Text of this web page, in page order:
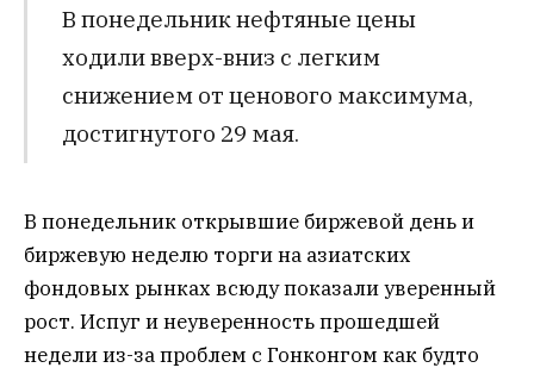
В понедельник нефтяные цены
ходили вверх-вниз с легким
снижением от ценового максимума,
достигнутого 29 мая.
В понедельник открывшие биржевой день и
биржевую неделю торги на азиатских
фондовых рынках всюду показали уверенный
рост. Испуг и неуверенность прошедшей
недели из-за проблем с Гонконгом как будто